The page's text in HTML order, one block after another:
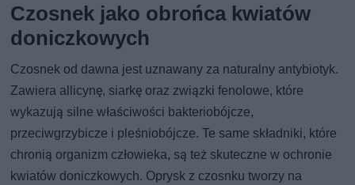
Czosnek jako obrońca kwiatów
doniczkowych
Czosnek od dawna jest uznawany za naturalny antybiotyk.
Zawiera allicynę, siarkę oraz związki fenolowe, które
wykazują silne właściwości bakteriobójcze,
przeciwgrzybicze i pleśniobójcze. Te same składniki, które
chronią organizm człowieka, są też skuteczne w ochronie
kwiatów doniczkowych. Oprysk z czosnku tworzy na